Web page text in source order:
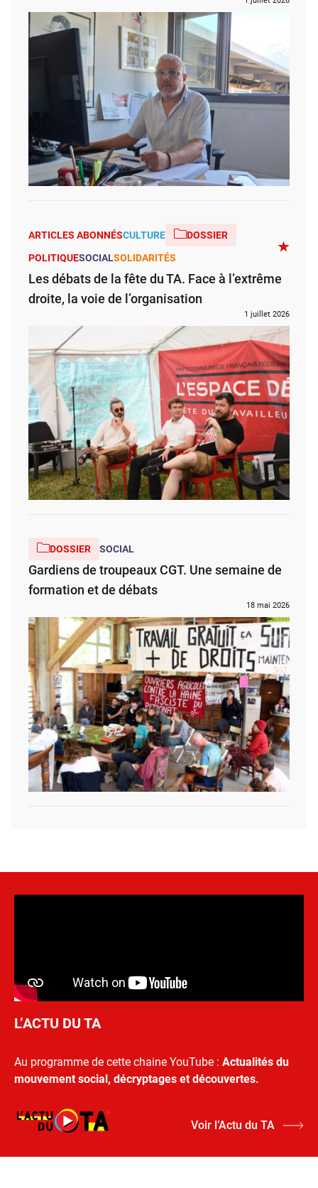
ARTICLES ABONNÉSCULTURE
DOSSIER
POLITIQUESOCIALSOLIDARITÉS
Les débats de la fête du TA. Face à l’extrême
droite, la voie de l’organisation
1 juillet 2026
DOSSIER SOCIAL
Gardiens de troupeaux CGT. Une semaine de
formation et de débats
18 mai 2026
L’ACTU DU TA
Au programme de cette chaine YouTube : Actualités du
mouvement social, décryptages et découvertes.
Voir l’Actu du TA